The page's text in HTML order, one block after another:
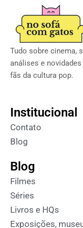
Tudo sobre cinema,
análises e
fãs da cultura pop.
Institucional
Contato
Blog
Blog
Filmes
Séries
Livros e HQs
Exposições,